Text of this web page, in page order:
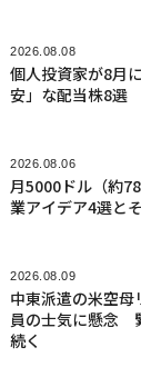
2026.08.08
個人投資家が8月
安」な配当株8選
2026.08.06
月5000ドル（約
業アイデア4選と
2026.08.09
中東派遣の米空母
員の士気に懸念
続く